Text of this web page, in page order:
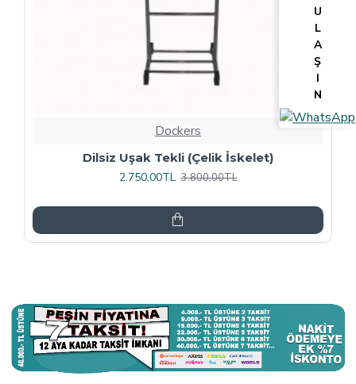
Dockers
Tv Lcd Standı 5484
3.375,00TL 4.500,00TL
U
L
A
Ş
I
N